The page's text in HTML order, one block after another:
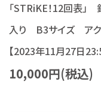
特定商取引法について
「STRiKE！12回表」
入り B3サイズ アク
【2023年11月27日
10,000円(税込)